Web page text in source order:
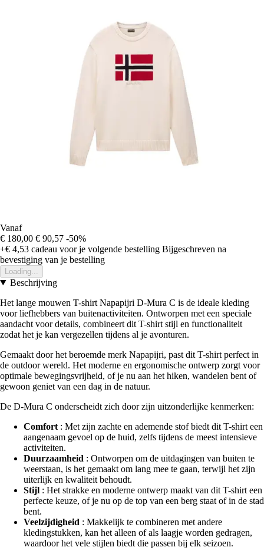
Vanaf
€ 180,00 € 90,57 -50%
+€ 4,53 cadeau voor je volgende bestelling Bijgeschreven na
bevestiging van je bestelling
Loading...
Beschrijving
Het lange mouwen T-shirt Napapijri D-Mura C is de ideale kleding
voor liefhebbers van buitenactiviteiten. Ontworpen met een speciale
aandacht voor details, combineert dit T-shirt stijl en functionaliteit
zodat het je kan vergezellen tijdens al je avonturen.
Gemaakt door het beroemde merk Napapijri, past dit T-shirt perfect in
de outdoor wereld. Het moderne en ergonomische ontwerp zorgt voor
optimale bewegingsvrijheid, of je nu aan het hiken, wandelen bent of
gewoon geniet van een dag in de natuur.
De D-Mura C onderscheidt zich door zijn uitzonderlijke kenmerken:
Comfort : Met zijn zachte en ademende stof biedt dit T-shirt een
aangenaam gevoel op de huid, zelfs tijdens de meest intensieve
activiteiten.
Duurzaamheid : Ontworpen om de uitdagingen van buiten te
weerstaan, is het gemaakt om lang mee te gaan, terwijl het zijn
uiterlijk en kwaliteit behoudt.
Stijl : Het strakke en moderne ontwerp maakt van dit T-shirt een
perfecte keuze, of je nu op de top van een berg staat of in de stad
bent.
Veelzijdigheid : Makkelijk te combineren met andere
kledingstukken, kan het alleen of als laagje worden gedragen,
waardoor het vele stijlen biedt die passen bij elk seizoen.